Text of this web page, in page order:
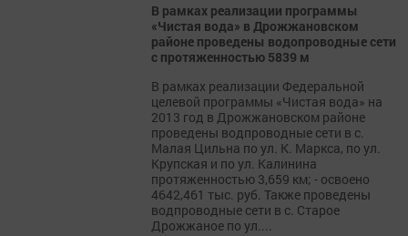
В рамках реализации программы
«Чистая вода» в Дрожжановском
районе проведены водoпроводные сети
с протяженностью 5839 м
В рамках реализации Федеральной
целевой программы «Чистая вода» на
2013 год в Дрожжановском районе
проведены водпроводные сети в с.
Малая Цильна по ул. К. Маркса, по ул.
Крупская и по ул. Калинина
протяженностью 3,659 км; - освоено
4642,461 тыс. руб. Также проведены
водпроводные сети в с. Старое
Дрожжаное по ул....